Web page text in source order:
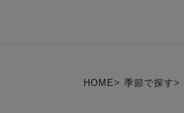
HOME 季節で探す